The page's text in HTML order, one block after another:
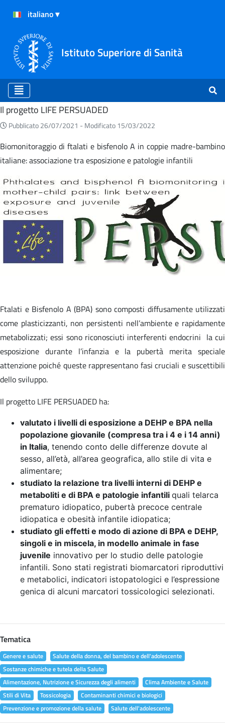
Istituto Superiore di Sanità
Home
Il progetto LIFE PERSUADED
Pubblicato 26/07/2021 - Modificato 15/03/2022
Biomonitoraggio di ftalati e bisfenolo A in coppie madre-bambino
italiane: associazione tra esposizione e patologie infantili
Ftalati e Bisfenolo A (BPA) sono composti diffusamente utilizzati
come plasticizzanti, non persistenti nell’ambiente e rapidamente
metabolizzati; essi sono riconosciuti interferenti endocrini la cui
esposizione durante l’infanzia e la pubertà merita speciale
attenzione poiché queste rappresentano fasi cruciali e suscettibili
dello sviluppo.
Il progetto LIFE PERSUADED ha:
valutato i livelli di esposizione a DEHP e BPA nella
popolazione giovanile (compresa tra i 4 e i 14 anni)
in Italia, tenendo conto delle differenze dovute al
sesso, all’età, all’area geografica, allo stile di vita e
alimentare;
studiato la relazione tra livelli interni di DEHP e
metaboliti e di BPA e patologie infantili quali telarca
prematuro idiopatico, pubertà precoce centrale
idiopatica e obesità infantile idiopatica;
studiato gli effetti e modo di azione di BPA e DEHP,
singoli e in miscela, in modello animale in fase
juvenile innovativo per lo studio delle patologie
infantili. Sono stati registrati biomarcatori riproduttivi
e metabolici, indicatori istopatologici e l’espressione
genica di alcuni marcatori tossicologici selezionati.
Tematica
Genere e salute
Salute della donna, del bambino e dell'adolescente
Sostanze chimiche e tutela della Salute
Alimentazione, Nutrizione e Sicurezza degli alimenti
Clima Ambiente e Salute
Stili di Vita
Tossicologia
Contaminanti chimici e biologici
Prevenzione e promozione della salute
Salute dell'adolescente